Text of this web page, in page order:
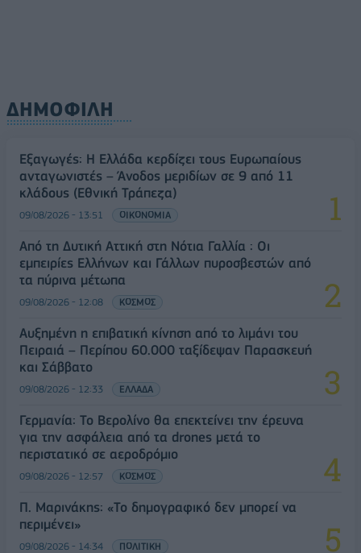
ΔΗΜΟΦΙΛΗ
Εξαγωγές: Η Ελλάδα κερδίζει τους Ευρωπαίους
ανταγωνιστές – Άνοδος μεριδίων σε 9 από 11
κλάδους (Εθνική Τράπεζα)
09/08/2026 - 13:51 ΟΙΚΟΝΟΜΙΑ
Από τη Δυτική Αττική στη Νότια Γαλλία : Οι
εμπειρίες Ελλήνων και Γάλλων πυροσβεστών από
τα πύρινα μέτωπα
09/08/2026 - 12:08 ΚΟΣΜΟΣ
Αυξημένη η επιβατική κίνηση από το λιμάνι του
Πειραιά – Περίπου 60.000 ταξίδεψαν Παρασκευή
και Σάββατο
09/08/2026 - 12:33 ΕΛΛΑΔΑ
Γερμανία: Το Βερολίνο θα επεκτείνει την έρευνα
για την ασφάλεια από τα drones μετά το
περιστατικό σε αεροδρόμιο
09/08/2026 - 12:57 ΚΟΣΜΟΣ
Π. Μαρινάκης: «Το δημογραφικό δεν μπορεί να
περιμένει»
09/08/2026 - 14:34 ΠΟΛΙΤΙΚΗ